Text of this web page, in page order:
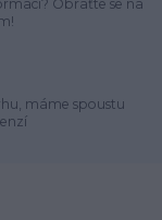
Obraťte se na
máme spoustu